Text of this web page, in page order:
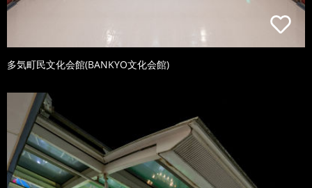
多気町民文化会館(BANKYO文化会館)